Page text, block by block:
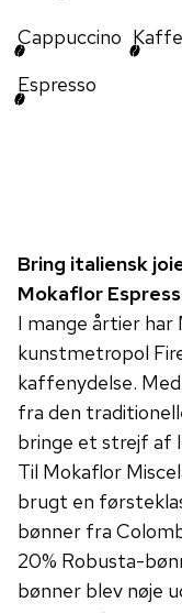
Cappuccino
Espresso
Bring italiensk
Mokaflor
I mange årtier
kunstmetropol
kaffenydelse.
fra den
bringe et strejf af
Til Mokaflor
brugt en
bønner fra
20% ​​Robusta-
bønner blev nøje